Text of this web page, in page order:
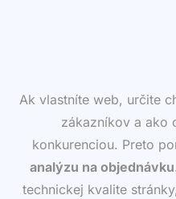
Ak vlastníte web, určite
zákazníkov a ako
konkurenciou. Preto
analýzu na objednávku
technickej kvalite